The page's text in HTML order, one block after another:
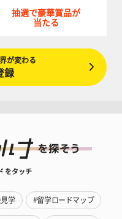
抽選で豪華賞品が
当たる
が変わる
録
をタッチ
学 #留学ロードマップ